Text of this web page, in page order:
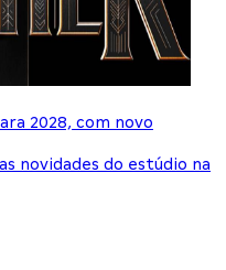
2028, com novo
novidades do estúdio na